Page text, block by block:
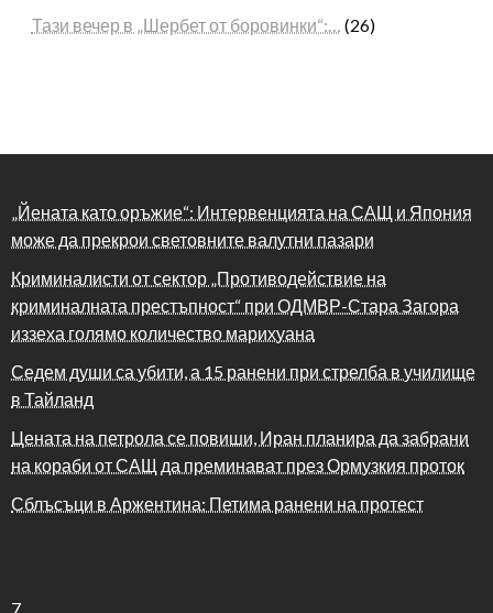
Тази вечер в „Шербет от боровинки“:… (26)
„Йената като оръжие“: Интервенцията на САЩ и Япония
може да прекрои световните валутни пазари
Криминалисти от сектор „Противодействие на
криминалната престъпност“ при ОДМВР-Стара Загора
иззеха голямо количество марихуана
Седем души са убити, а 15 ранени при стрелба в училище
в Тайланд
Цената на петрола се повиши, Иран планира да забрани
на кораби от САЩ да преминават през Ормузкия проток
Сблъсъци в Аржентина: Петима ранени на протест
7